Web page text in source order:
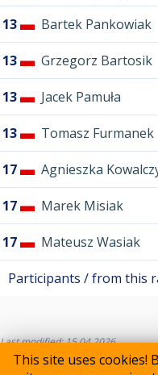
This site uses cookies!
13 Bartek Pankowiak
13 Grzegorz Bartosik
13 Jacek Pamuła
13 Tomasz Furmanek
17 Agnieszka
17 Marek Misiak
17 Mateusz Wasiak
Participants / from this
Last modified: 15.04.2026